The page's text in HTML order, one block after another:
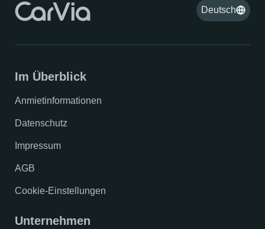
Deutsch
Im Überblick
Anmietinformationen
Datenschutz
Impressum
AGB
Cookie-Einstellungen
Unternehmen